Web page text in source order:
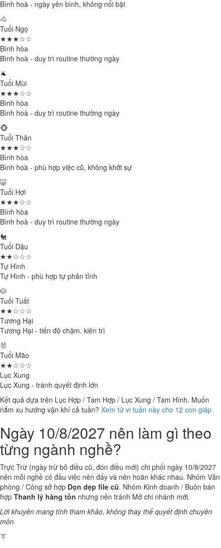
Bình hoà - ngày yên bình, không nổi bật
🐴
Tuổi Ngọ
★★★☆☆
Bình hòa
Bình hoà - duy trì routine thường ngày
🐐
Tuổi Mùi
★★★☆☆
Bình hòa
Bình hoà - duy trì routine thường ngày
🐵
Tuổi Thân
★★★☆☆
Bình hòa
Bình hoà - phù hợp việc cũ, không khởi sự
🐷
Tuổi Hợi
★★★☆☆
Bình hòa
Bình hoà - duy trì routine thường ngày
🐔
Tuổi Dậu
★★☆☆☆
Tự Hình
Tự Hình - phù hợp tự phản tỉnh
🐶
Tuổi Tuất
★★☆☆☆
Tương Hại
Tương Hại - tiến độ chậm, kiên trì
🐰
Tuổi Mão
★★☆☆☆
Lục Xung
Lục Xung - tránh quyết định lớn
Kết quả dựa trên Lục Hợp / Tam Hợp / Lục Xung / Tam Hình. Muốn
nắm xu hướng vận khí cả tuần? Xem tử vi tuần này cho 12 con giáp
Ngày 10/8/2027 nên làm gì theo
từng ngành nghề?
Trực Trừ (ngày trừ bỏ điều cũ, đón điều mới) chi phối ngày 10/8/2027
nên mỗi nghề có đầu việc nên đẩy và nên hoãn khác nhau. Nhóm Văn
phòng / Công sở hợp Dọn dẹp file cũ. Nhóm Kinh doanh / Buôn bán
hợp Thanh lý hàng tồn nhưng nên tránh Mở chi nhánh mới.
Lời khuyên mang tính tham khảo, không thay thế quyết định chuyên
môn.
👔